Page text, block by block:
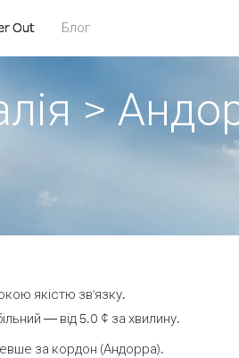
Out Блог
>
якістю зв'язку.
— від 5.0 ¢ за хвилину.
за кордон (Андорра).